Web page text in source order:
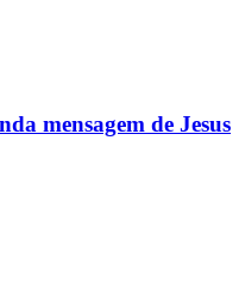
mensagem de Jesus